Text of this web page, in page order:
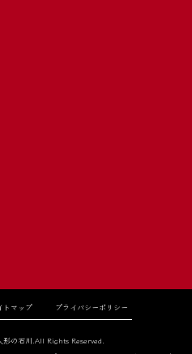
トマップ プライバシーポリシー
の石川.All Rights Reserved.